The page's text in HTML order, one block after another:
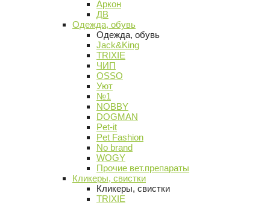
Аркон
ДВ
Одежда, обувь
Одежда, обувь
Jack&King
TRIXIE
ЧИП
OSSO
Уют
№1
NOBBY
DOGMAN
Pet-it
Pet Fashion
No brand
WOGY
Прочие вет.препараты
Кликеры, свистки
Кликеры, свистки
TRIXIE